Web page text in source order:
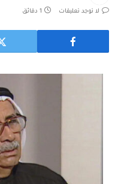
لا توجد تعليقات 1 دقائق